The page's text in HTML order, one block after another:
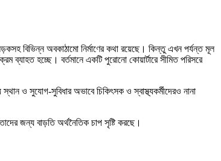
বিভিন্ন অবকাঠামো নির্মাণের কথা রয়েছে। কিন্তু এখন পর্যন্ত মূল
হচ্ছে। বর্তমানে একটি পুরোনো কোয়ার্টারে সীমিত পরিসরে
ও সুযোগ-সুবিধার অভাবে চিকিৎসক ও স্বাস্থ্যকর্মীদেরও নানা
জন্য বাড়তি অর্থনৈতিক চাপ সৃষ্টি করছে।